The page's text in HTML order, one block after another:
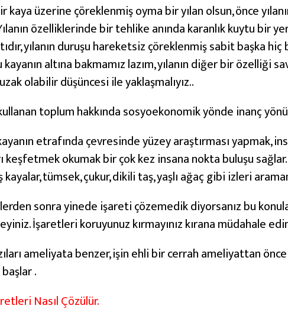
kaya üzerine çöreklenmiş oyma bir yılan olsun, önce
özelliklerinde bir tehlike anında karanlık kuytu bir
yılanın duruşu hareketsiz çöreklenmiş sabit başka
altına bakmamız lazım, yılanın diğer bir özelliği
olabilir düşüncesi ile yaklaşmalıyız..
toplum hakkında sosyoekonomik yönde inanç
etrafında çevresinde yüzey araştırması yapmak,
keşfetmek okumak bir çok kez insana nokta buluşu
kayalar, tümsek, çukur, dikili taş, yaşlı ağaç gibi izleri
sonra yinede işareti çözemedik diyorsanız bu
İşaretleri koruyunuz kırmayınız kırana müdahale
ameliyata benzer, işin ehli bir cerrah ameliyattan
.
Nasıl Çözülür.